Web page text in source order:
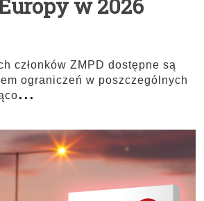
w 2026
członków ZMPD dostępne są
ograniczeń w poszczególnych
...